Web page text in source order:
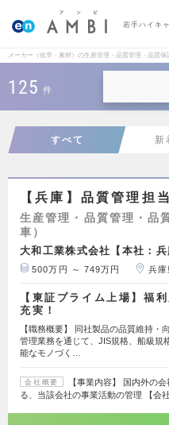
若手ハイキ
メーカー（化学・素材）の生産管理・品質管理・品質
125 件
すべて 新
【兵庫】品質管理担当
生産管理・品質管理・品
車）
大和工業株式会社【本社：兵
500万円 ～ 749万円 兵庫
【東証プライム上場】福
充実！
【職務概要】 同社製品の品質維持・
管理業務を通じて、JIS規格、船級規
能なモノづく…
会社概要
【事業内容】 国内外の
る、当該会社の事業活動の管理 【会